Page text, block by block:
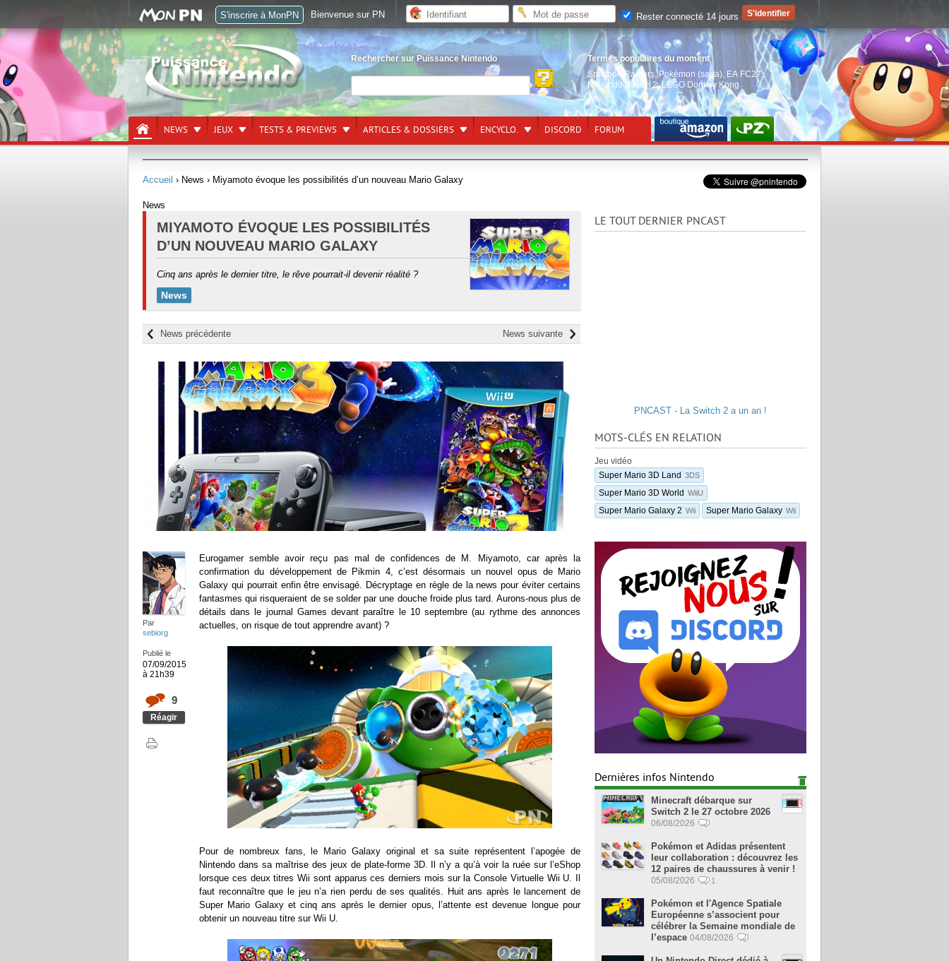
Rechercher sur Puissance Nintendo
Termes populaires du moment
Splatoon Raiders, Pokémon (saga) EA FC27,
Nintendo Switch 2,LEGO Donkey Kong
NEWS JEUX TESTS & PREVIEWS ARTICLES & DOSSIERS ENCYCLO. DISCORD FORUM
Accueil › News › Miyamoto évoque les possibilités d’un nouveau Mario Galaxy
News
MIYAMOTO ÉVOQUE LES POSSIBILITÉS
D’UN NOUVEAU MARIO GALAXY
Cinq ans après le dernier titre, le rêve pourrait-il devenir réalité ?
News
News suivante
News précédente
Par
sebiorg
Publié le
07/09/2015
à 21h39
9
Réagir
Eurogamer semble avoir reçu pas mal de confidences de M. Miyamoto, car après la
confirmation du développement de Pikmin 4, c’est désormais un nouvel opus de Mario
Galaxy qui pourrait enfin être envisagé. Décryptage en règle de la news pour éviter certains
fantasmes qui risqueraient de se solder par une douche froide plus tard. Aurons-nous plus de
détails dans le journal Games devant paraître le 10 septembre (au rythme des annonces
actuelles, on risque de tout apprendre avant) ?
Pour de nombreux fans, le Mario Galaxy original et sa suite représentent l’apogée de
Nintendo dans sa maîtrise des jeux de plate-forme 3D. Il n’y a qu’à voir la ruée sur l’eShop
lorsque ces deux titres Wii sont apparus ces derniers mois sur la Console Virtuelle Wii U. Il
faut reconnaître que le jeu n’a rien perdu de ses qualités. Huit ans après le lancement de
Super Mario Galaxy et cinq ans après le dernier opus, l’attente est devenue longue pour
obtenir un nouveau titre sur Wii U.
LE TOUT DERNIER PNCAST
PNCAST - La Switch 2 a un an !
MOTS-CLÉS EN RELATION
Jeu vidéo
Super Mario 3D Land 3DS
Super Mario 3D World WiiU
Super Mario Galaxy 2 Wii Super Mario Galaxy Wii
Dernières infos Nintendo
Minecraft débarque sur
Switch 2 le 27 octobre 2026
06/08/2026
Pokémon et Adidas présentent
leur collaboration : découvrez les
12 paires de chaussures à venir !
05/08/2026 1
Pokémon et l'Agence Spatiale
Européenne s’associent pour
célébrer la Semaine mondiale de
l’espace 04/08/2026
S'inscrire à MonPN Bienvenue sur PN Rester connecté 14 jours